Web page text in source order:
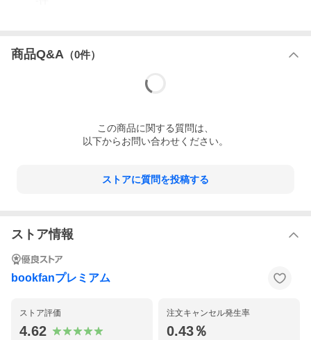
商品Q&A （0件）
この商品に関する質問は、
以下からお問い合わせください。
ストアに質問を投稿する
ストア情報
bookfanプレミアム
ストア評価
4.62
注文キャンセル発生率
0.43％